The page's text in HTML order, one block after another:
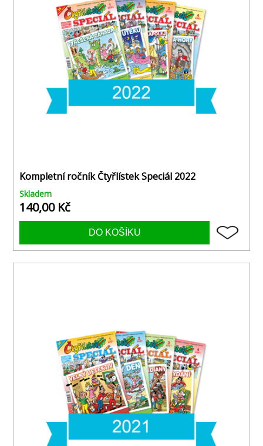
Kompletní ročník Čtyřlístek Speciál 2022
Skladem
140,00 Kč